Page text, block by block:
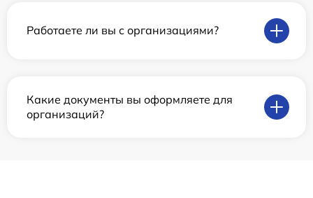
Работаете ли вы с организациями?
Какие документы вы оформляете для
организаций?